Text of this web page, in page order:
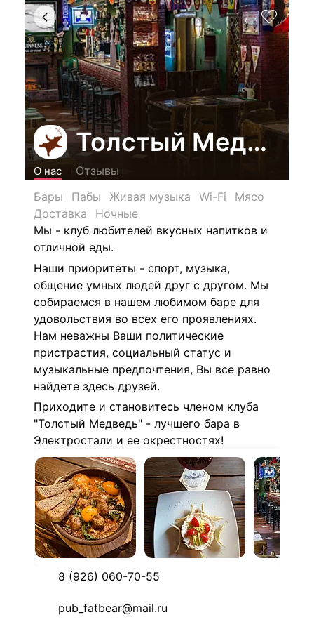
Толстый Медведь
О нас
Отзывы
Бары
Пабы Живая музыка Wi-Fi
Мясо
Доставка
Ночные
Мы - клуб любителей вкусных напитков и
отличной еды.
Наши приоритеты - спорт, музыка,
общение умных людей друг с другом. Мы
собираемся в нашем любимом баре для
удовольствия во всех его проявлениях.
Нам неважны Ваши политические
пристрастия, социальный статус и
музыкальные предпочтения, Вы все равно
найдете здесь друзей.
Приходите и становитесь членом клуба
"Толстый Медведь" - лучшего бара в
Электростали и ее окрестностях!
8 (926) 060-70-55
pub_fatbear@mail.ru